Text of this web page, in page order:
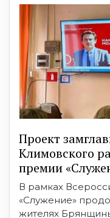
Проект
Климовского
премии
В рамках
«Служение»
жителях